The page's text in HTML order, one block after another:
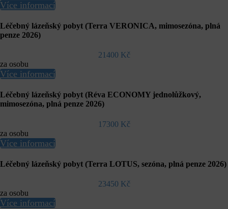
Více informací
Léčebný lázeňský pobyt (Terra VERONICA, mimosezóna, plná
penze 2026)
21400 Kč
za osobu
Více informací
Léčebný lázeňský pobyt (Réva ECONOMY jednolůžkový,
mimosezóna, plná penze 2026)
17300 Kč
za osobu
Více informací
Léčebný lázeňský pobyt (Terra LOTUS, sezóna, plná penze 2026)
23450 Kč
za osobu
Více informací